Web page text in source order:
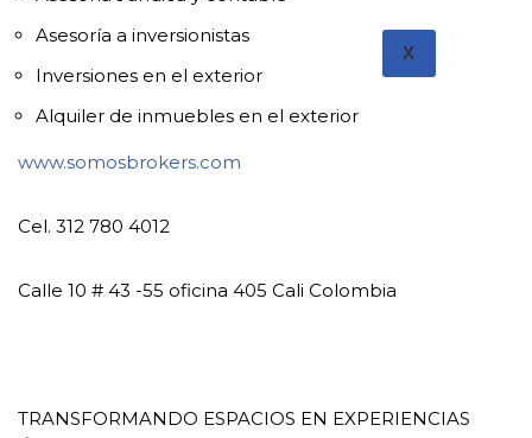
X
Asesoría a inversionistas
Inversiones en el exterior
Alquiler de inmuebles en el exterior
www.somosbrokers.com
Cel. 312 780 4012
Calle 10 # 43 -55 oficina 405 Cali Colombia
TRANSFORMANDO ESPACIOS EN EXPERIENCIAS